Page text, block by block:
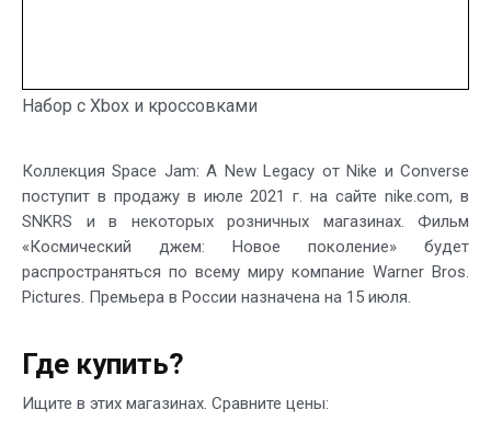
Набор с Xbox и кроссовками
Коллекция Space Jam: A New Legacy от Nike и Converse
поступит в продажу в июле 2021 г. на сайте nike.com, в
SNKRS и в некоторых розничных магазинах. Фильм
«Космический джем: Новое поколение» будет
распространяться по всему миру компание Warner Bros.
Pictures. Премьера в России назначена на 15 июля.
Где купить?
Ищите в этих магазинах. Сравните цены: